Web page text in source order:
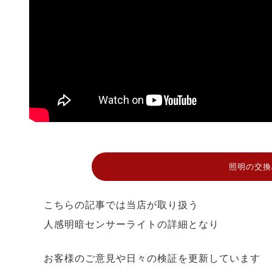
照明の交
こちらの記事では当店が取り扱う
人感明暗センサーライトの詳細となり
お客様のご意見や日々の検証を更新しています